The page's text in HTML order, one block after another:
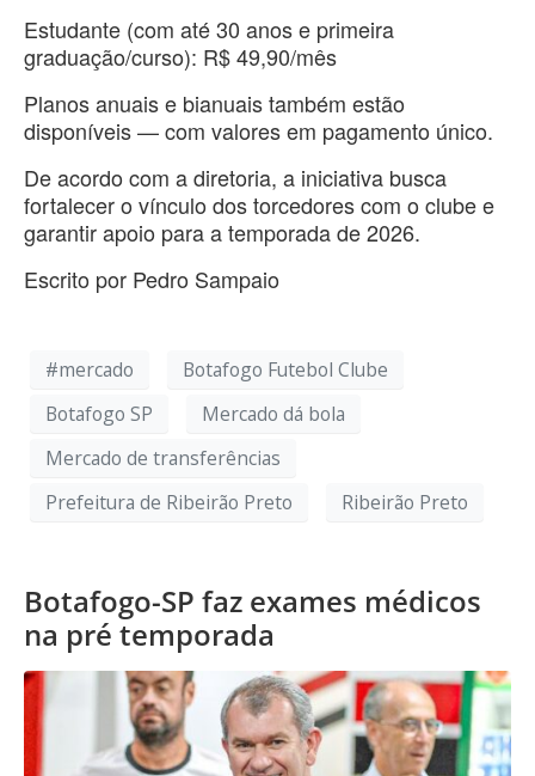
Estudante (com até 30 anos e primeira
graduação/curso): R$ 49,90/mês
Planos anuais e bianuais também estão
disponíveis — com valores em pagamento único.
De acordo com a diretoria, a iniciativa busca
fortalecer o vínculo dos torcedores com o clube e
garantir apoio para a temporada de 2026.
Escrito por Pedro Sampaio
#mercado
Botafogo Futebol Clube
Botafogo SP
Mercado dá bola
Mercado de transferências
Prefeitura de Ribeirão Preto
Ribeirão Preto
Botafogo-SP faz exames médicos
na pré temporada